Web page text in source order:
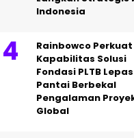
Indonesia
Rainbowco Perkuat
Kapabilitas Solusi
Fondasi PLTB Lepas
Pantai Berbekal
Pengalaman
Global